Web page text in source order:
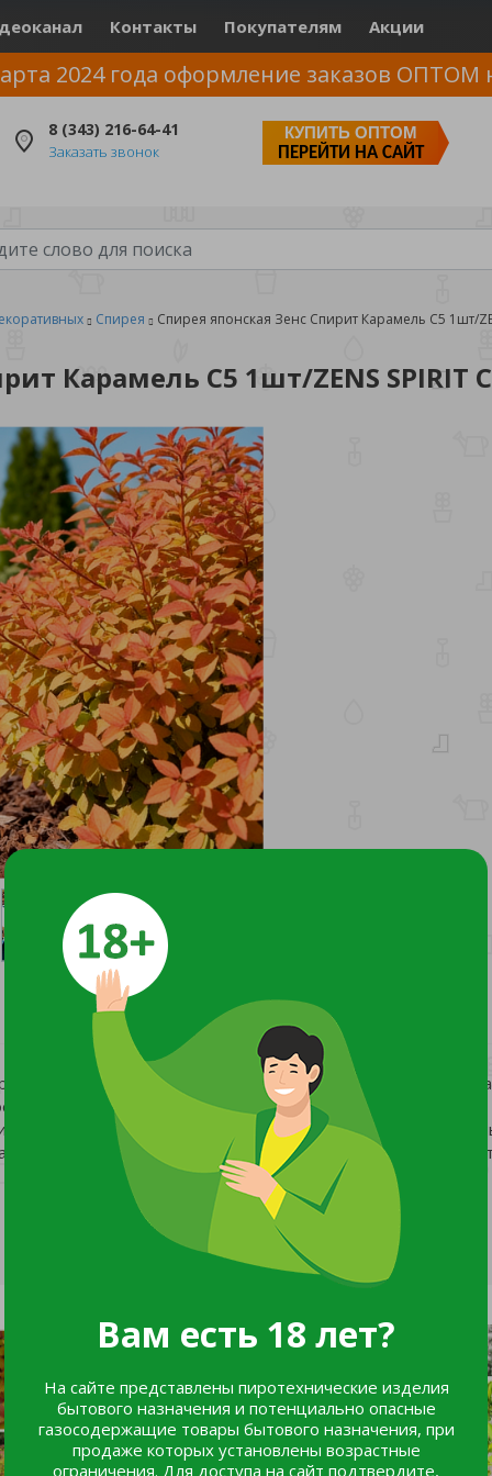
Вам есть 18 лет?
На сайте представлены пиротехнические изделия
бытового назначения и потенциально опасные
газосодержащие товары бытового назначения, при
продаже которых установлены возрастные
ограничения. Для доступа на сайт подтвердите,
Контакты Покупателям Акции
2024 года оформление заказов ОПТОМ
8 (343) 216-64-41
Заказать звонок
КУПИТЬ ОПТОМ
ПЕРЕЙТИ НА САЙТ
Спирея Спирея японская Зенс Спирит Карамель С5 1шт/
Карамель С5 1шт/ZENS SPIRIT
кустарник, который станет изюминкой вашего
и неприхотливость в уходе — вот главные
для бордюров, миксбордеров и небольших композиций.
к морозам и болезням. Посадите — и наслаждайтесь